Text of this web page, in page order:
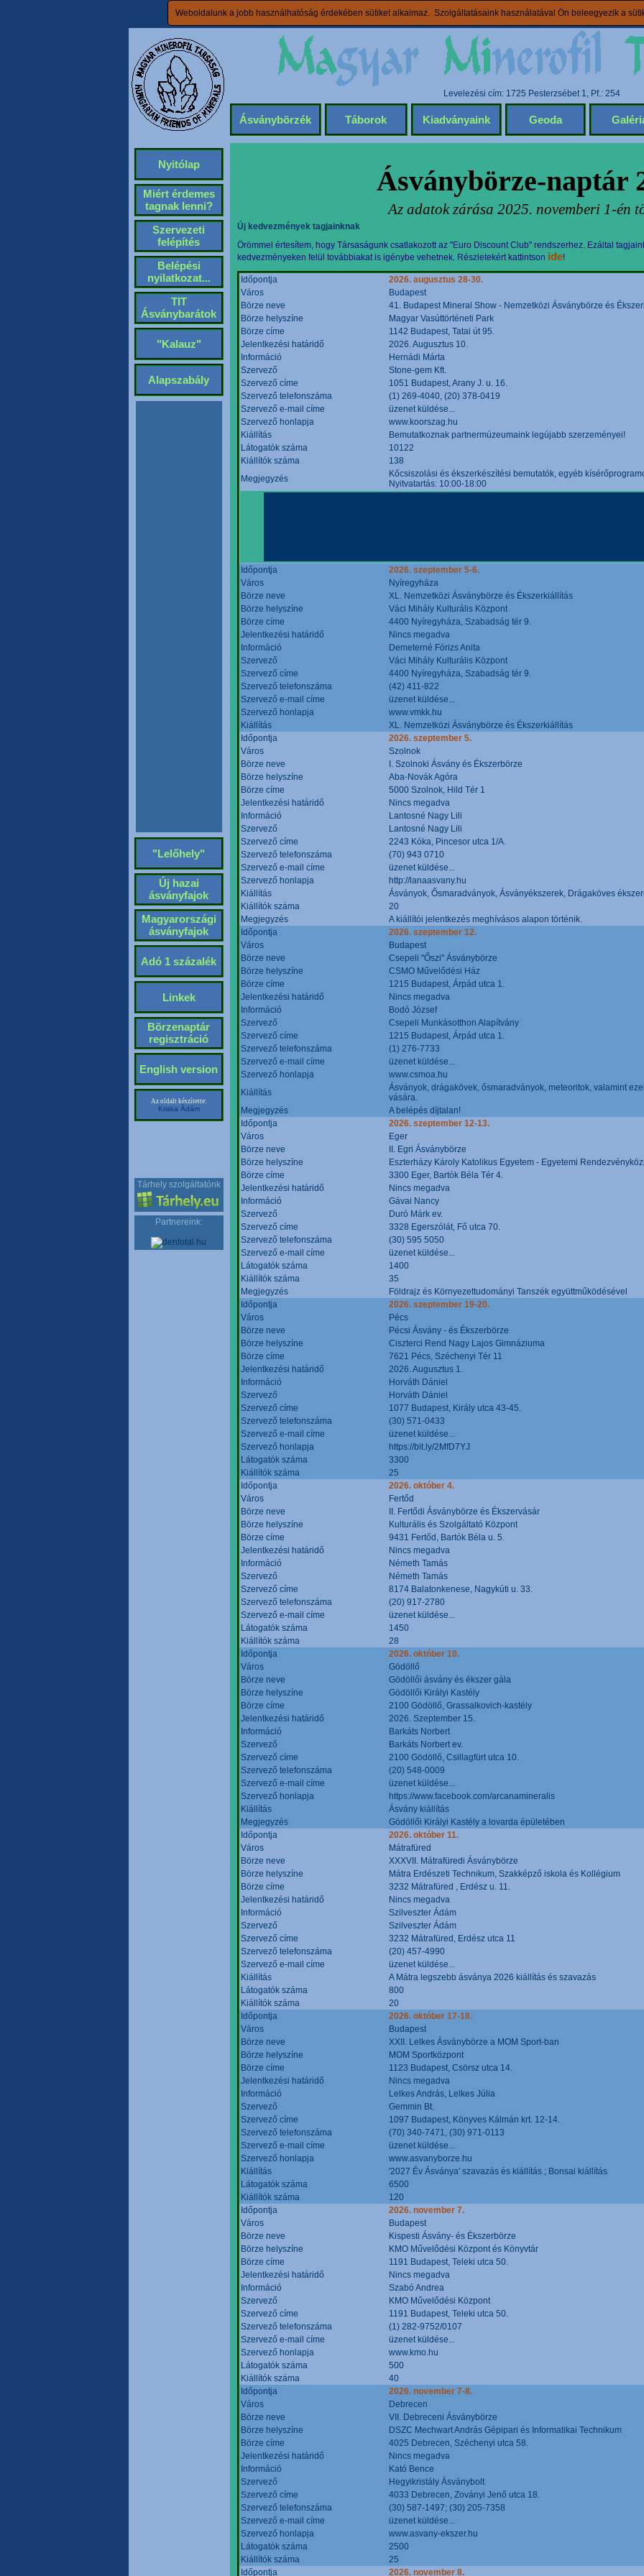
Weboldalunk a jobb használhatóság érdekében sütiket alkalmaz. Szolgáltatásaink használatával Ön beleegyezik a
Levelezési cím: 1725 Pesterzsébet 1, Pf.: 254
Ásványbörzék Táborok Kiadványaink Geoda
Nyitólap
Miért érdemes
tagnak lenni?
Szervezeti
felépítés
Belépési
nyilatkozat...
TIT
Ásványbarátok
"Kalauz"
Alapszabály
"Lelőhely"
Új hazai
ásványfajok
Magyarországi
ásványfajok
Adó 1 százalék
Linkek
Börzenaptár
regisztráció
English version
Az oldalt készítette:
Kriska Ádám
Tárhely szolgáltatónk
Partnereink:
Ásványbörze-naptár
Az adatok zárása 2025. novemberi 1-én
Új kedvezmények tagjainknak
Örömmel értesítem, hogy Társaságunk csatlakozott az "Euro Discount Club" rendszerhez. Ezáltal
kedvezményeken felül továbbiakat is igénybe vehetnek. Részletekért kattintson ide!
Időpontja
2026. augusztus 28-30.
Város
Budapest
Börze neve
41. Budapest Mineral Show - Nemzetközi Ásványbörze és
Börze helyszíne
Magyar Vasúttörténeti Park
Börze címe
1142 Budapest, Tatai út 95.
Jelentkezési határidő
2026. Augusztus 10.
Információ
Hernádi Márta
Szervező
Stone-gem Kft.
Szervező címe
1051 Budapest, Arany J. u. 16.
Szervező telefonszáma
(1) 269-4040, (20) 378-0419
Szervező e-mail címe
üzenet küldése...
Szervező honlapja
www.koorszag.hu
Kiállítás
Bemutatkoznak partnermúzeumaink legújabb szerzeményei!
Látogatók száma
10122
Kiállítók száma
138
Megjegyzés
Kőcsiszolási és ékszerkészítési bemutatók, egyéb
Nyitvatartás: 10:00-18:00
Időpontja
2026. szeptember 5-6.
Város
Nyíregyháza
Börze neve
XL. Nemzetközi Ásványbörze és Ékszerkiállítás
Börze helyszíne
Váci Mihály Kulturális Központ
Börze címe
4400 Nyíregyháza, Szabadság tér 9.
Jelentkezési határidő
Nincs megadva
Információ
Demeterné Fórizs Anita
Szervező
Váci Mihály Kulturális Központ
Szervező címe
4400 Nyíregyháza, Szabadság tér 9.
Szervező telefonszáma
(42) 411-822
Szervező e-mail címe
üzenet küldése...
Szervező honlapja
www.vmkk.hu
Kiállítás
XL. Nemzetközi Ásványbörze és Ékszerkiállítás
Időpontja
2026. szeptember 5.
Város
Szolnok
Börze neve
I. Szolnoki Ásvány és Ékszerbörze
Börze helyszíne
Aba-Novák Agóra
Börze címe
5000 Szolnok, Hild Tér 1
Jelentkezési határidő
Nincs megadva
Információ
Lantosné Nagy Lili
Szervező
Lantosné Nagy Lili
Szervező címe
2243 Kóka, Pincesor utca 1/A.
Szervező telefonszáma
(70) 943 0710
Szervező e-mail címe
üzenet küldése...
Szervező honlapja
http://lanaasvany.hu
Kiállítás
Ásványok, Ősmaradványok, Ásványékszerek, Drágaköves
Kiállítók száma
20
Megjegyzés
A kiállítói jelentkezés meghívásos alapon történik.
Időpontja
2026. szeptember 12.
Város
Budapest
Börze neve
Csepeli "Őszi" Ásványbörze
Börze helyszíne
CSMO Művelődési Ház
Börze címe
1215 Budapest, Árpád utca 1.
Jelentkezési határidő
Nincs megadva
Információ
Bodó József
Szervező
Csepeli Munkásotthon Alapítvány
Szervező címe
1215 Budapest, Árpád utca 1.
Szervező telefonszáma
(1) 276-7733
Szervező e-mail címe
üzenet küldése...
Szervező honlapja
www.csmoa.hu
Kiállítás
Ásványok, drágakövek, ősmaradványok, meteoritok, valamint
vására.
Megjegyzés
A belépés díjtalan!
Időpontja
2026. szeptember 12-13.
Város
Eger
Börze neve
II. Egri Ásványbörze
Börze helyszíne
Eszterházy Károly Katolikus Egyetem - Egyetemi
Börze címe
3300 Eger, Bartók Béla Tér 4.
Jelentkezési határidő
Nincs megadva
Információ
Gávai Nancy
Szervező
Duró Márk ev.
Szervező címe
3328 Egerszólát, Fő utca 70.
Szervező telefonszáma
(30) 595 5050
Szervező e-mail címe
üzenet küldése...
Látogatók száma
1400
Kiállítók száma
35
Megjegyzés
Földrajz és Környezettudományi Tanszék együttműködésével
Időpontja
2026. szeptember 19-20.
Város
Pécs
Börze neve
Pécsi Ásvány - és Ékszerbörze
Börze helyszíne
Ciszterci Rend Nagy Lajos Gimnáziuma
Börze címe
7621 Pécs, Széchenyi Tér 11
Jelentkezési határidő
2026. Augusztus 1.
Információ
Horváth Dániel
Szervező
Horváth Dániel
Szervező címe
1077 Budapest, Király utca 43-45.
Szervező telefonszáma
(30) 571-0433
Szervező e-mail címe
üzenet küldése...
Szervező honlapja
https://bit.ly/2MfD7YJ
Látogatók száma
3300
Kiállítók száma
25
Időpontja
2026. október 4.
Város
Fertőd
Börze neve
II. Fertődi Ásványbörze és Ékszervásár
Börze helyszíne
Kulturális és Szolgáltató Központ
Börze címe
9431 Fertőd, Bartók Béla u. 5.
Jelentkezési határidő
Nincs megadva
Információ
Németh Tamás
Szervező
Németh Tamás
Szervező címe
8174 Balatonkenese, Nagykúti u. 33.
Szervező telefonszáma
(20) 917-2780
Szervező e-mail címe
üzenet küldése...
Látogatók száma
1450
Kiállítók száma
28
Időpontja
2026. október 10.
Város
Gödöllő
Börze neve
Gödöllői ásvány és ékszer gála
Börze helyszíne
Gödöllői Királyi Kastély
Börze címe
2100 Gödöllő, Grassalkovich-kastély
Jelentkezési határidő
2026. Szeptember 15.
Információ
Barkáts Norbert
Szervező
Barkáts Norbert ev.
Szervező címe
2100 Gödöllő, Csillagfürt utca 10.
Szervező telefonszáma
(20) 548-0009
Szervező e-mail címe
üzenet küldése...
Szervező honlapja
https://www.facebook.com/arcanamineralis
Kiállítás
Ásvány kiállítás
Megjegyzés
Gödöllői Királyi Kastély a lovarda épületében
Időpontja
2026. október 11.
Város
Mátrafüred
Börze neve
XXXVII. Mátrafüredi Ásványbörze
Börze helyszíne
Mátra Erdészeti Technikum, Szakképző iskola és Kollégium
Börze címe
3232 Mátrafüred , Erdész u. 11.
Jelentkezési határidő
Nincs megadva
Információ
Szilveszter Ádám
Szervező
Szilveszter Ádám
Szervező címe
3232 Mátrafüred, Erdész utca 11
Szervező telefonszáma
(20) 457-4990
Szervező e-mail címe
üzenet küldése...
Kiállítás
A Mátra legszebb ásványa 2026 kiállítás és szavazás
Látogatók száma
800
Kiállítók száma
20
Időpontja
2026. október 17-18.
Város
Budapest
Börze neve
XXII. Lelkes Ásványbörze a MOM Sport-ban
Börze helyszíne
MOM Sportközpont
Börze címe
1123 Budapest, Csörsz utca 14.
Jelentkezési határidő
Nincs megadva
Információ
Lelkes András, Lelkes Júlia
Szervező
Gemmin Bt.
Szervező címe
1097 Budapest, Könyves Kálmán krt. 12-14.
Szervező telefonszáma
(70) 340-7471, (30) 971-0113
Szervező e-mail címe
üzenet küldése...
Szervező honlapja
www.asvanyborze.hu
Kiállítás
'2027 Év Ásványa' szavazás és kiállítás ; Bonsai kiállítás
Látogatók száma
6500
Kiállítók száma
120
Időpontja
2026. november 7.
Város
Budapest
Börze neve
Kispesti Ásvány- és Ékszerbörze
Börze helyszíne
KMO Művelődési Központ és Könyvtár
Börze címe
1191 Budapest, Teleki utca 50.
Jelentkezési határidő
Nincs megadva
Információ
Szabó Andrea
Szervező
KMO Művelődési Központ
Szervező címe
1191 Budapest, Teleki utca 50.
Szervező telefonszáma
(1) 282-9752/0107
Szervező e-mail címe
üzenet küldése...
Szervező honlapja
www.kmo.hu
Látogatók száma
500
Kiállítók száma
40
Időpontja
2026. november 7-8.
Város
Debrecen
Börze neve
VII. Debreceni Ásványbörze
Börze helyszíne
DSZC Mechwart András Gépipari és Informatikai Technikum
Börze címe
4025 Debrecen, Széchenyi utca 58.
Jelentkezési határidő
Nincs megadva
Információ
Kató Bence
Szervező
Hegyikristály Ásványbolt
Szervező címe
4033 Debrecen, Zoványi Jenő utca 18.
Szervező telefonszáma
(30) 587-1497; (30) 205-7358
Szervező e-mail címe
üzenet küldése...
Szervező honlapja
www.asvany-ekszer.hu
Látogatók száma
2500
Kiállítók száma
25
Időpontja
2026. november 8.